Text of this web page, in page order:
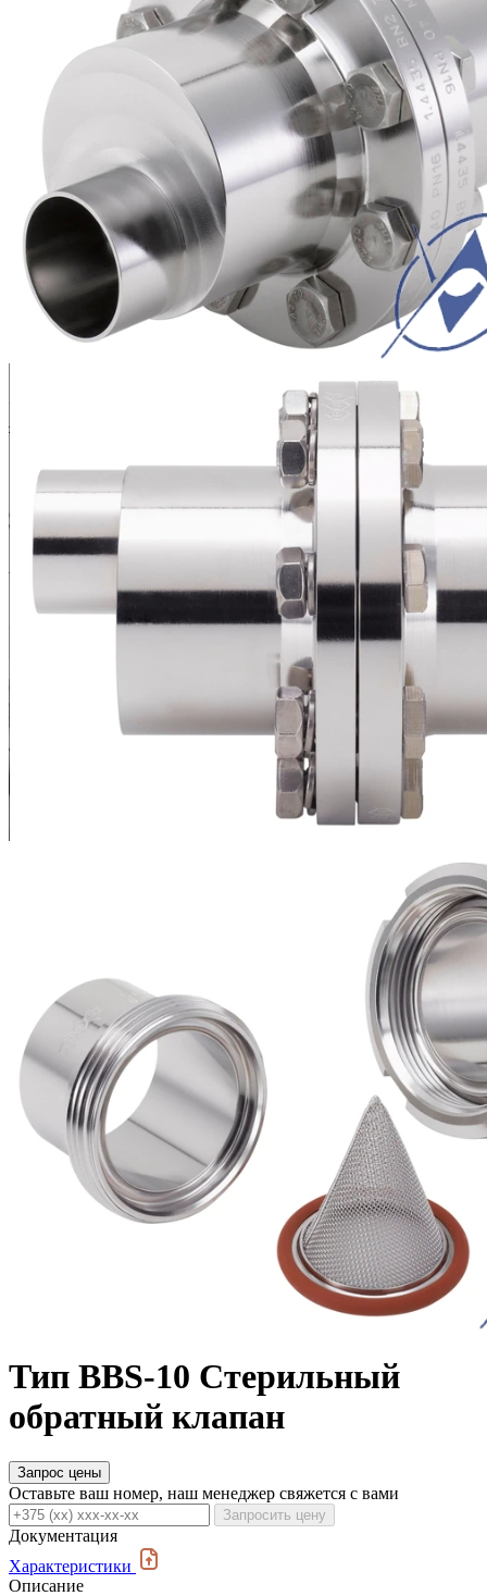
Тип BBS-10 Стерильный
обратный клапан
Запрос цены
Оставьте ваш номер, наш менеджер свяжется с вами
Запросить цену
Документация
Характеристики
Описание